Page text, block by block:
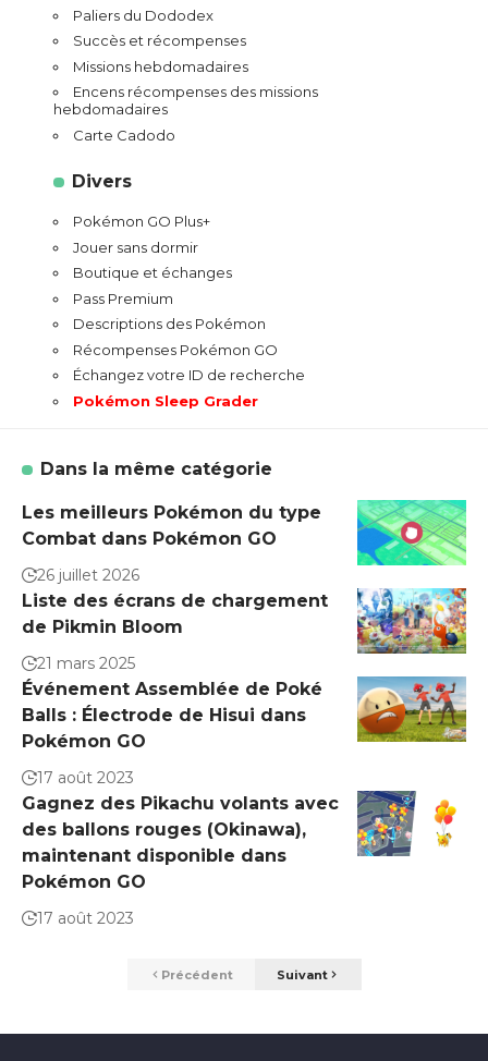
Paliers du Dododex
Succès et récompenses
Missions hebdomadaires
Encens récompenses des missions
hebdomadaires
Carte Cadodo
Divers
Pokémon GO Plus+
Jouer sans dormir
Boutique et échanges
Pass Premium
Descriptions des Pokémon
Récompenses Pokémon GO
Échangez votre ID de recherche
Pokémon Sleep Grader
Dans la même catégorie
Les meilleurs Pokémon du type
Combat dans Pokémon GO
26 juillet 2026
Liste des écrans de chargement
de Pikmin Bloom
21 mars 2025
Événement Assemblée de Poké
Balls : Électrode de Hisui dans
Pokémon GO
17 août 2023
Gagnez des Pikachu volants avec
des ballons rouges (Okinawa),
maintenant disponible dans
Pokémon GO
17 août 2023
Précédent Suivant